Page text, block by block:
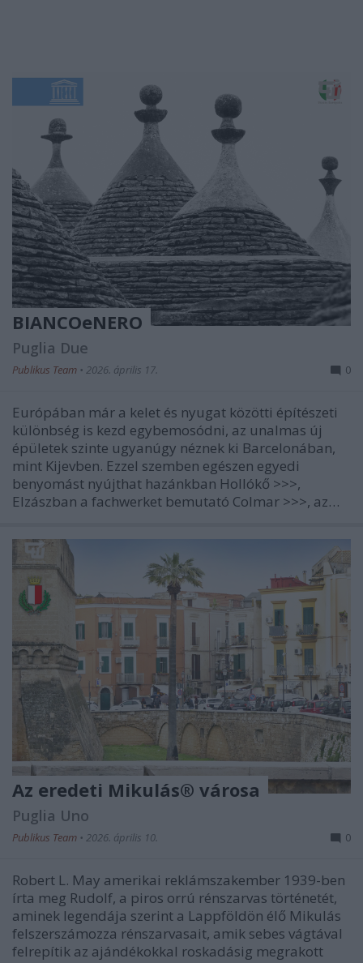
BIANCOeNERO
Puglia Due
Publikus Team • 2026. április 17. 0
Európában már a kelet és nyugat közötti építészeti
különbség is kezd egybemosódni, az unalmas új
épületek szinte ugyanúgy néznek ki Barcelonában,
mint Kijevben. Ezzel szemben egészen egyedi
benyomást nyújthat hazánkban Hollókő >>>,
Elzászban a fachwerket bemutató Colmar >>>, az…
Az eredeti Mikulás® városa
Puglia Uno
Publikus Team • 2026. április 10. 0
Robert L. May amerikai reklámszakember 1939-ben
írta meg Rudolf, a piros orrú rénszarvas történetét,
aminek legendája szerint a Lappföldön élő Mikulás
felszerszámozza rénszarvasait, amik sebes vágtával
felrepítik az ajándékokkal roskadásig megrakott